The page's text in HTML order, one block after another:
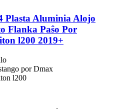
Plasta Aluminia Alojo
Flanka Paŝo Por
l200 2019+
por Dmax
l200